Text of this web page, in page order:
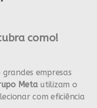
como!
empresas
Meta utilizam o
com eficiência